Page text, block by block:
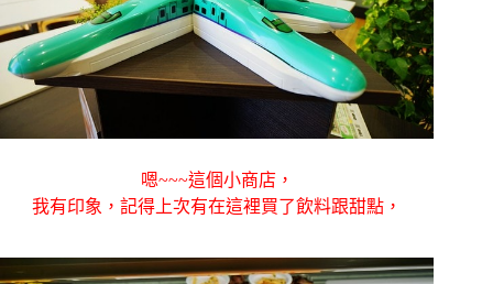
嗯~~~這個小商店，
我有印象，記得上次有在這裡買了飲料跟甜點，